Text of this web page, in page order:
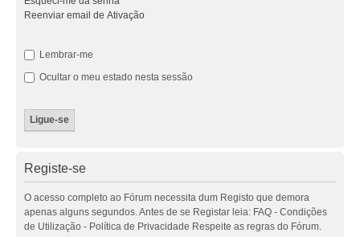
Reenviar email de Ativação
Lembrar-me
Ocultar o meu estado nesta sessão
Registe-se
O acesso completo ao Fórum necessita dum Registo que demora
apenas alguns segundos. Antes de se Registar leia: FAQ - Condições
de Utilização - Política de Privacidade Respeite as regras do Fórum.